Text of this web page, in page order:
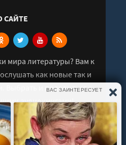
САЙТЕ
мира литературы? Вам к
как новые так и
Выбрать и поделиться с
аудиокнигами!